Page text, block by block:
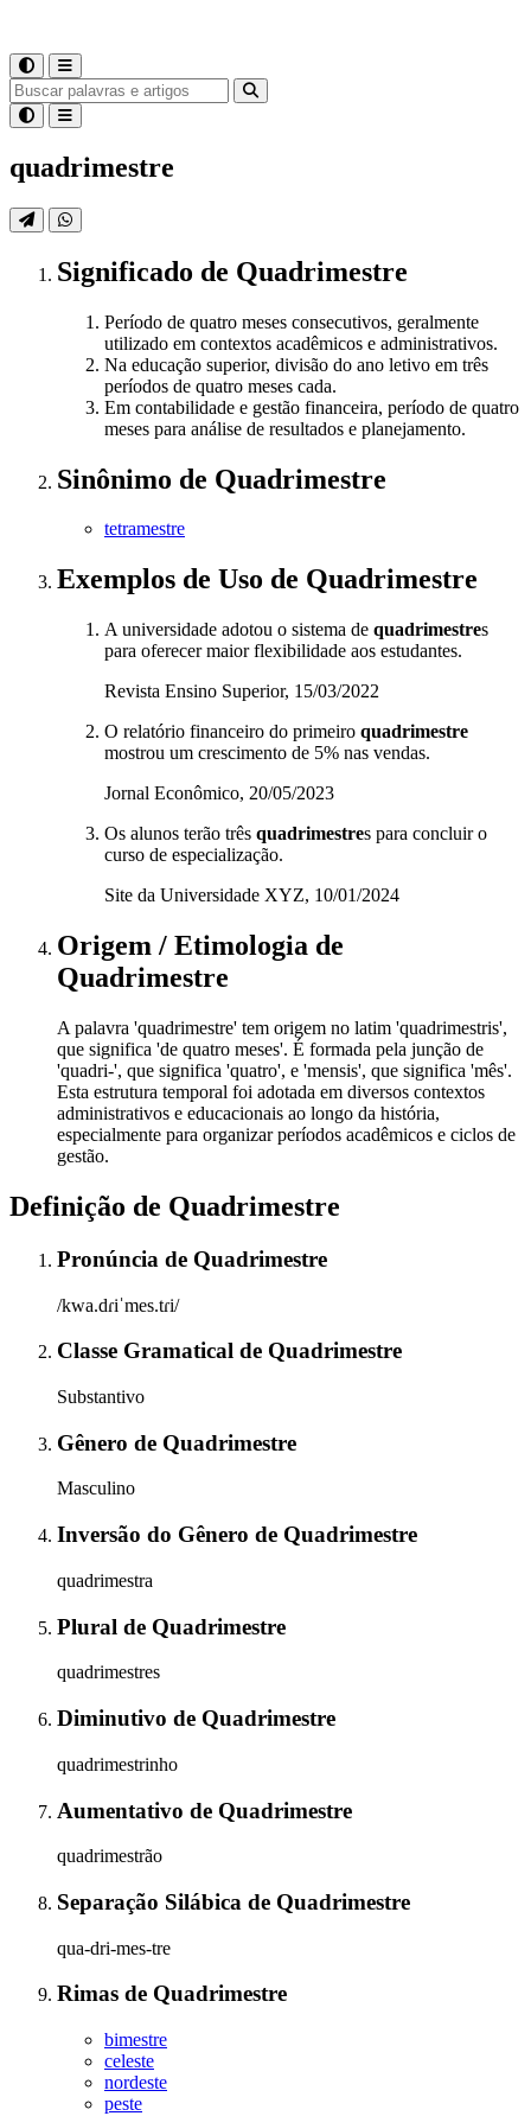
quadrimestre
Significado de Quadrimestre
Período de quatro meses consecutivos, geralmente
utilizado em contextos acadêmicos e administrativos.
Na educação superior, divisão do ano letivo em três
períodos de quatro meses cada.
Em contabilidade e gestão financeira, período de quatro
meses para análise de resultados e planejamento.
Sinônimo de Quadrimestre
tetramestre
Exemplos de Uso de Quadrimestre
A universidade adotou o sistema de quadrimestres
para oferecer maior flexibilidade aos estudantes.
Revista Ensino Superior, 15/03/2022
O relatório financeiro do primeiro quadrimestre
mostrou um crescimento de 5% nas vendas.
Jornal Econômico, 20/05/2023
Os alunos terão três quadrimestres para concluir o
curso de especialização.
Site da Universidade XYZ, 10/01/2024
Origem / Etimologia de
Quadrimestre
A palavra 'quadrimestre' tem origem no latim 'quadrimestris',
que significa 'de quatro meses'. É formada pela junção de
'quadri-', que significa 'quatro', e 'mensis', que significa 'mês'.
Esta estrutura temporal foi adotada em diversos contextos
administrativos e educacionais ao longo da história,
especialmente para organizar períodos acadêmicos e ciclos de
gestão.
Definição de Quadrimestre
Pronúncia de Quadrimestre
/kwa.dɾiˈmes.tɾi/
Classe Gramatical de Quadrimestre
Substantivo
Gênero de Quadrimestre
Masculino
Inversão do Gênero de Quadrimestre
quadrimestra
Plural de Quadrimestre
quadrimestres
Diminutivo de Quadrimestre
quadrimestrinho
Aumentativo de Quadrimestre
quadrimestrão
Separação Silábica de Quadrimestre
qua-dri-mes-tre
Rimas de Quadrimestre
bimestre
celeste
nordeste
peste